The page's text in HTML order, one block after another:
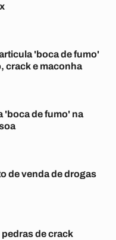
'boca de fumo'
crack e maconha
'boca de fumo' na
de venda de drogas
de crack